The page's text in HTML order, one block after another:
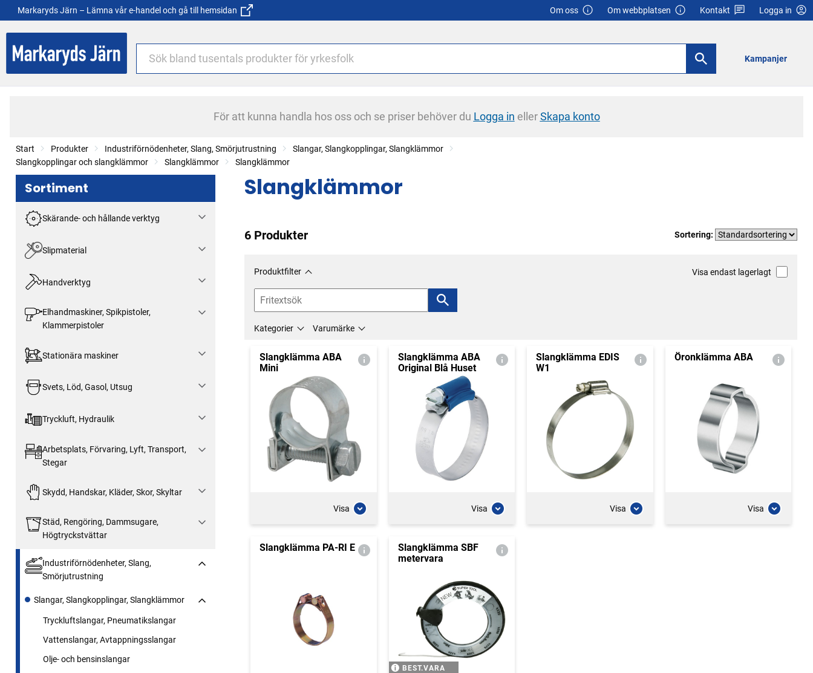
Markaryds Järn – Lämna vår e-handel och gå till hemsidan Om oss Om webbplatsen Kontakt Logga in
Kampanjer
För att kunna handla hos oss och se priser behöver du Logga in ellerSkapa konto
Start Produkter Industriförnödenheter, Slang, Smörjutrustning
Slangar, Slangkopplingar, Slangklämmor
Slangkopplingar och slangklämmor
Slangklämmor Slangklämmor
Sortiment
Skärande- och hållande verktyg
Slipmaterial
Handverktyg
Elhandmaskiner, Spikpistoler,
Klammerpistoler
Stationära maskiner
Svets, Löd, Gasol, Utsug
Tryckluft, Hydraulik
Arbetsplats, Förvaring, Lyft, Transport,
Stegar
Skydd, Handskar, Kläder, Skor, Skyltar
Städ, Rengöring, Dammsugare,
Högtryckstvättar
Industriförnödenheter, Slang,
Smörjutrustning
Slangar, Slangkopplingar, Slangklämmor
Tryckluftslangar, Pneumatikslangar
Vattenslangar, Avtappningsslangar
Olje- och bensinslangar
Slangklämmor
6 Produkter Sortering:
Produktfilter Visa endast lagerlagt
Kategorier Varumärke
Slangklämma ABA
Mini
Visa
Slangklämma ABA
Original Blå Huset
Visa
Slangklämma EDIS
W1
Visa
Öronklämma ABA
Visa
Slangklämma PA-RI E
Slangklämma SBF
metervara
BEST.VARA